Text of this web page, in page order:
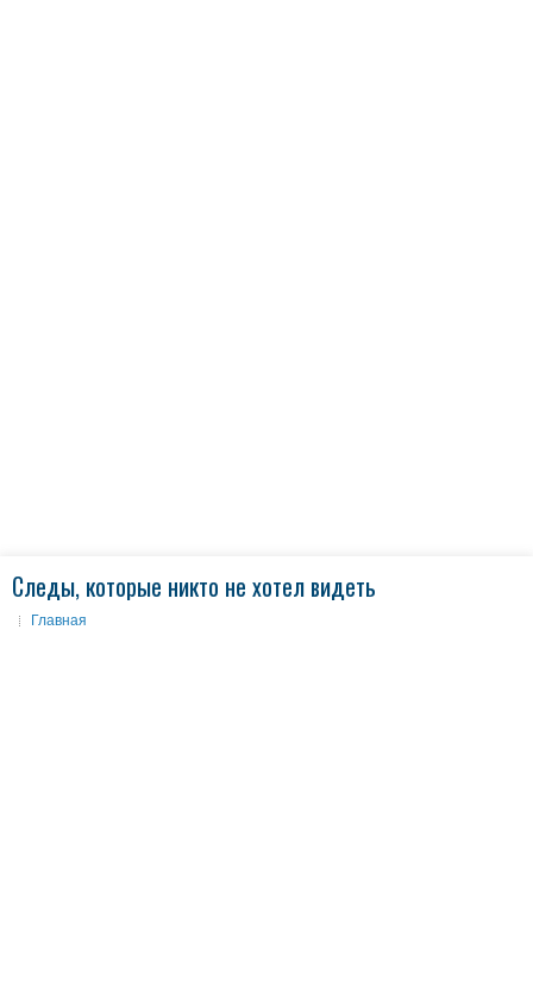
Следы, которые никто не хотел видеть
Главная